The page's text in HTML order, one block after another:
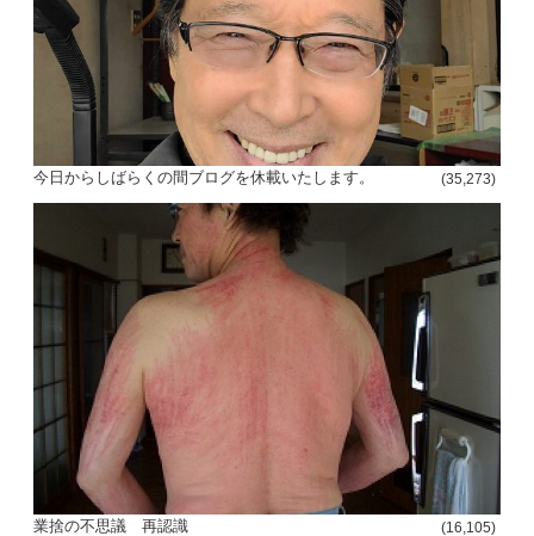
今日からしばらくの間ブログを休載いたします。 (35,273)
業捨の不思議 再認識 (16,105)